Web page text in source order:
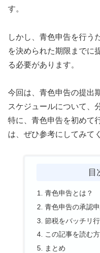
す。
しかし、青色申告を行う
を決められた期限までに
る必要があります。
今回は、青色申告の提出
スケジュールについて、
特に、青色申告を初めて
は、ぜひ参考にしてみて
目
青色申告とは？
青色申告の承認
節税をバッチリ
この記事を読む
まとめ